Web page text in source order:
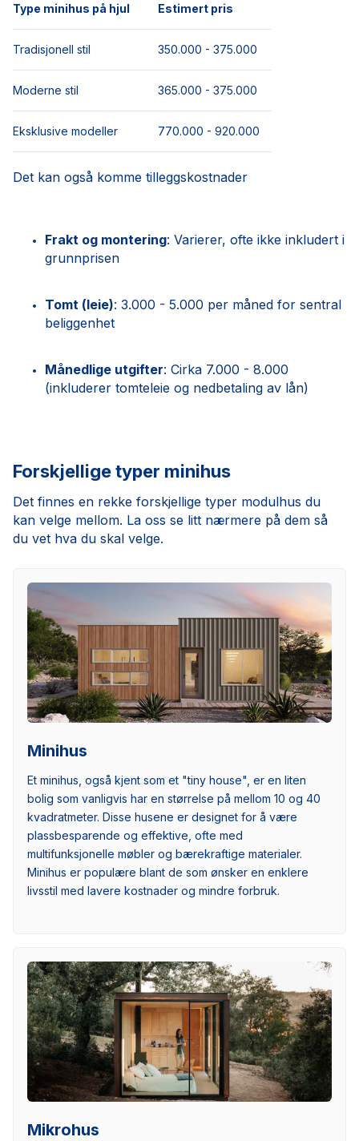
Type minihus på hjul Estimert pris
Tradisjonell stil 350.000 - 375.000
Moderne stil 365.000 - 375.000
Eksklusive modeller 770.000 - 920.000
Det kan også komme tilleggskostnader
Frakt og montering: Varierer, ofte ikke inkludert i
grunnprisen
Tomt (leie): 3.000 - 5.000 per måned for sentral
beliggenhet
Månedlige utgifter: Cirka 7.000 - 8.000
(inkluderer tomteleie og nedbetaling av lån)
Forskjellige typer minihus
Det finnes en rekke forskjellige typer modulhus du
kan velge mellom. La oss se litt nærmere på dem så
du vet hva du skal velge.
Minihus
Et minihus, også kjent som et "tiny house", er en liten
bolig som vanligvis har en størrelse på mellom 10 og 40
kvadratmeter. Disse husene er designet for å være
plassbesparende og effektive, ofte med
multifunksjonelle møbler og bærekraftige materialer.
Minihus er populære blant de som ønsker en enklere
livsstil med lavere kostnader og mindre forbruk.
Mikrohus